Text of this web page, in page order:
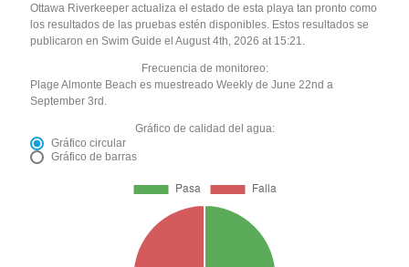
Ottawa Riverkeeper actualiza el estado de esta playa tan pronto como
los resultados de las pruebas estén disponibles. Estos resultados se
publicaron en Swim Guide el August 4th, 2026 at 15:21.
Frecuencia de monitoreo:
Plage Almonte Beach es muestreado Weekly de June 22nd a
September 3rd.
Gráfico de calidad del agua:
Gráfico circular
Gráfico de barras